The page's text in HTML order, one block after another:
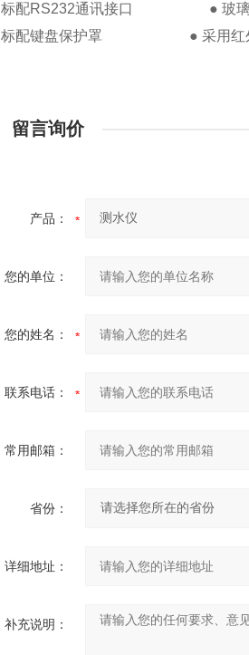
标配RS232通讯接口 ●玻
标配键盘保护罩 ●采用红
留言询价
产品：
您的单位：
您的姓名：
联系电话：
常用邮箱：
省份：
详细地址：
补充说明：